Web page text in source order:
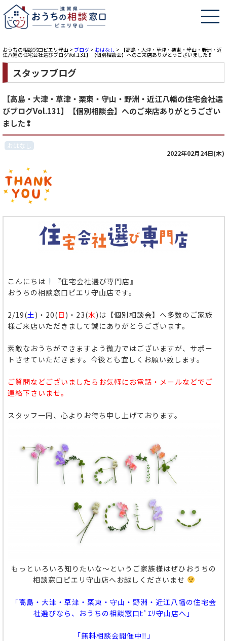
おうちの相談窓口ピエリ守山 > ブログ > おはなし > 【高島・大津・草津・栗東・守山・野洲・近
江八幡の住宅会社選びブログVol.131】【個別相談会】へのご来店ありがとうございました❢
スタッフブログ
【高島・大津・草津・栗東・守山・野洲・近江八幡の住宅会社選
びブログVol.131】【個別相談会】へのご来店ありがとうござい
ました❢
おはなし
2022年02月24日(木)
こんにちは
『住宅会社選び専門店』
おうちの相談窓口ピエリ守山店です。
2/19(土)・20(日 )・23(水)は【個別相談会】へ多数のご家族
様ご来店いただきまして誠にありがとうございます。
素敵なおうちができますよう微力ではございますが、サポー
トさせていただきます。今後とも宜しくお願い致します。
ご質問などございましたらお気軽にお電話・メールなどでご
連絡下さいませ。
スタッフ一同、心よりお待ち申し上げております。
もっといろいろ知りたいな～というご家族様はぜひおうちの
相談窓口ピエリ守山店へお越しくださいませ
「高島・大津・草津・栗東・守山・野洲・近江八幡の住宅会
社選びなら、おうちの相談窓口ﾋﾟｴﾘ守山店へ」
「無料相談会開催中‼」